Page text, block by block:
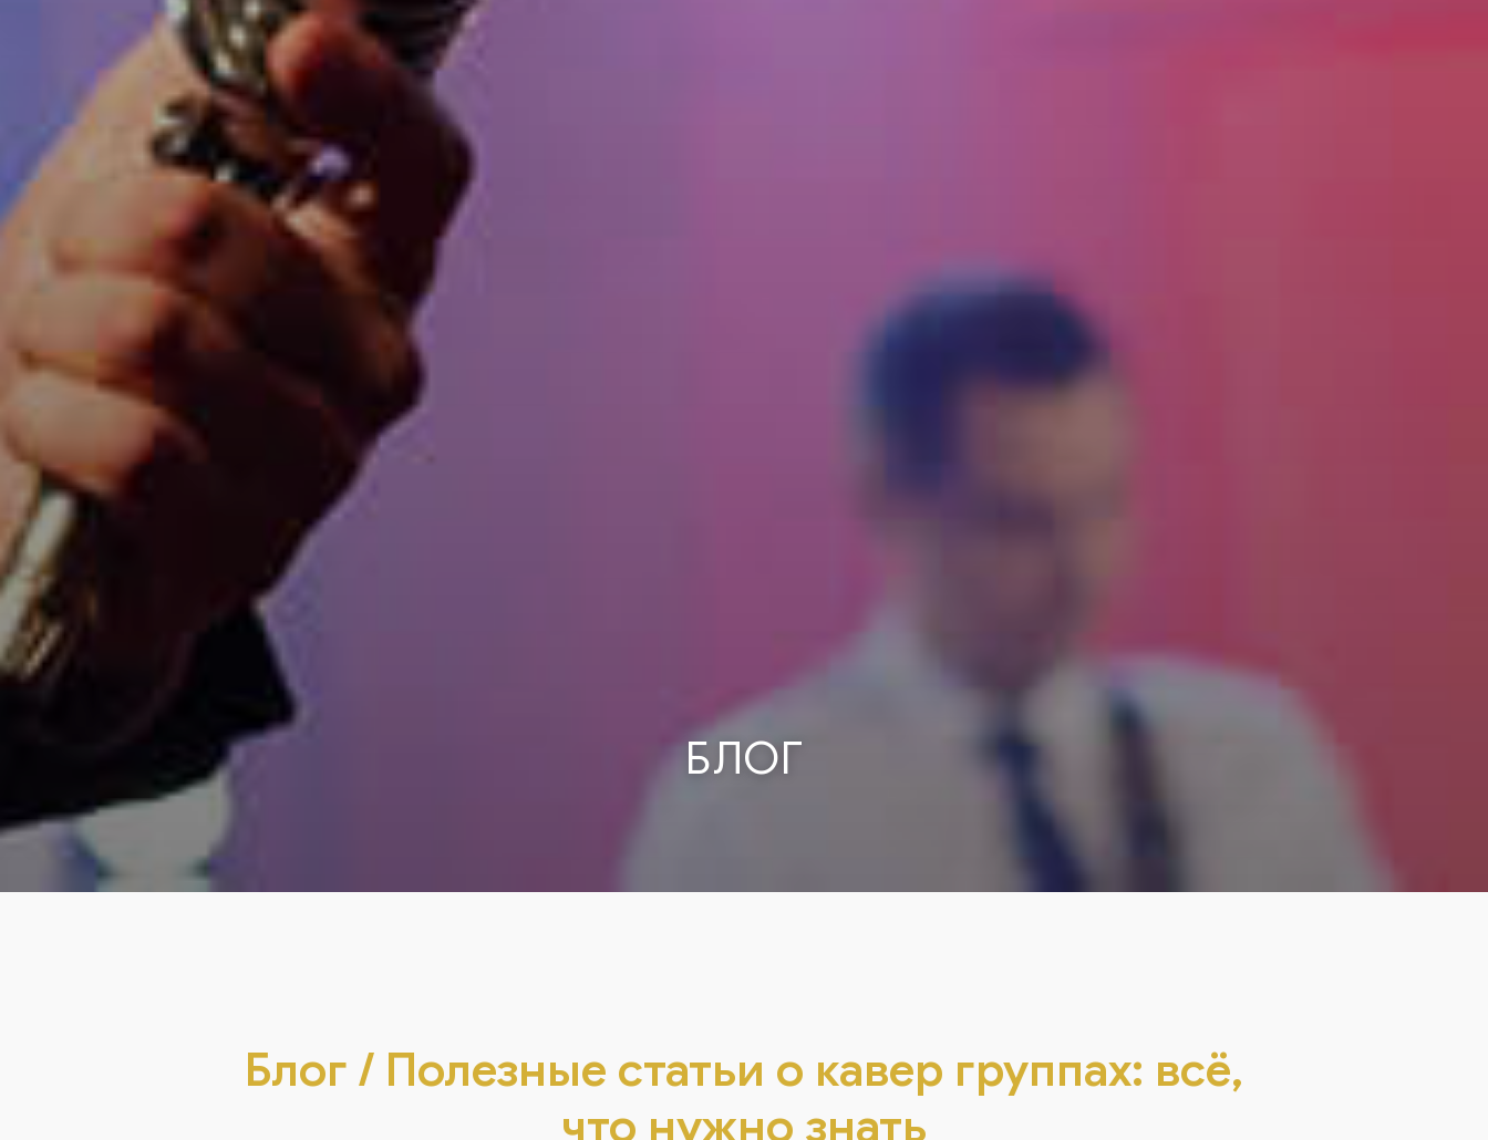
БЛОГ
Блог / Полезные статьи о кавер группах: всё,
что нужно знать